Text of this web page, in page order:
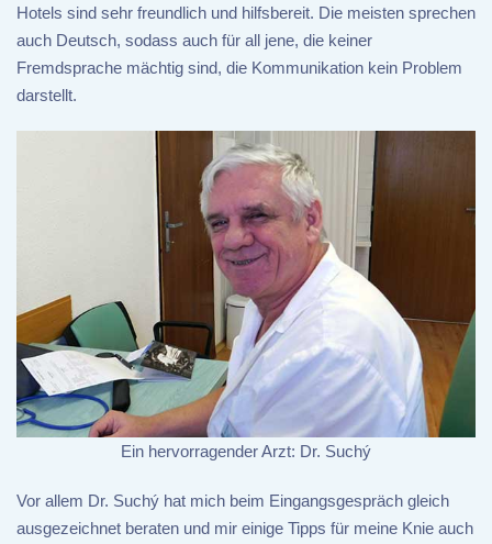
Hotels sind sehr freundlich und hilfsbereit. Die meisten sprechen
auch Deutsch, sodass auch für all jene, die keiner
Fremdsprache mächtig sind, die Kommunikation kein Problem
darstellt.
Ein hervorragender Arzt: Dr. Suchý
Vor allem Dr. Suchý hat mich beim Eingangsgespräch gleich
ausgezeichnet beraten und mir einige Tipps für meine Knie auch